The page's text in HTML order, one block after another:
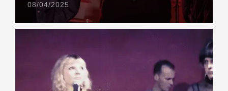
08/04/2025